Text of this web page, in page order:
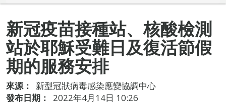
新冠疫苗接種站、核酸檢測
站於耶穌受難日及復活節假
期的服務安排
來源：
新型冠狀病毒感染應變協調中心
發布日期：
2022年4月14日 10:26